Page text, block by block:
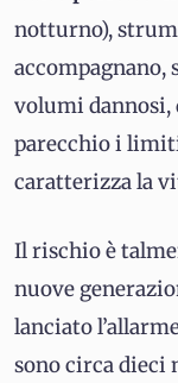
notturno),
volumi dannosi,
parecchio i
caratterizza la
Il rischio è
nuove
lanciato
sono circa